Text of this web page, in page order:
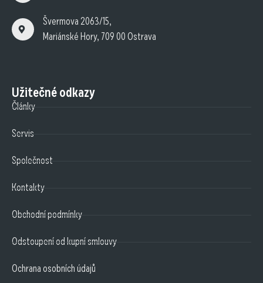
Švermova 2063/15,
Mariánské Hory, 709 00 Ostrava
Užitečné odkazy
Články
Servis
Společnost
Kontakty
Obchodní podmínky
Odstoupení od kupní smlouvy
Ochrana osobních údajů